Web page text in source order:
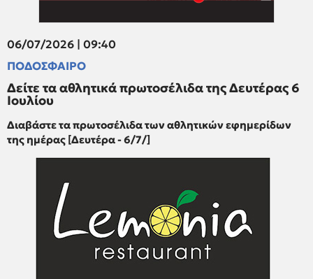
06/07/2026 | 09:40
ΠΟΔΟΣΦΑΙΡΟ
Δείτε τα αθλητικά πρωτοσέλιδα της Δευτέρας 6
Ιουλίου
Διαβάστε τα πρωτοσέλιδα των αθλητικών εφημερίδων
της ημέρας [Δευτέρα - 6/7/]